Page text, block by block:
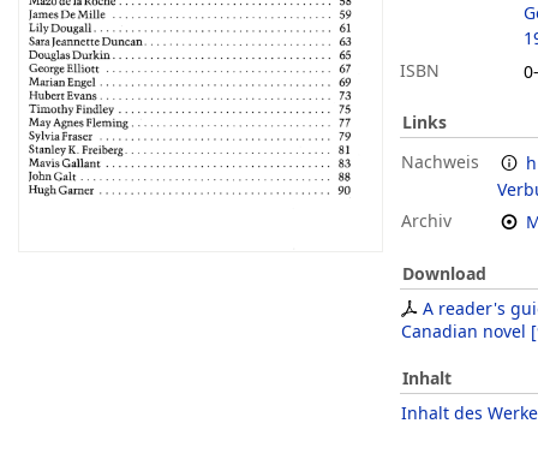
ISBN
Links
Nachweis
Archiv
Download
A reader's
Canadian novel [
Inhalt
Inhalt des